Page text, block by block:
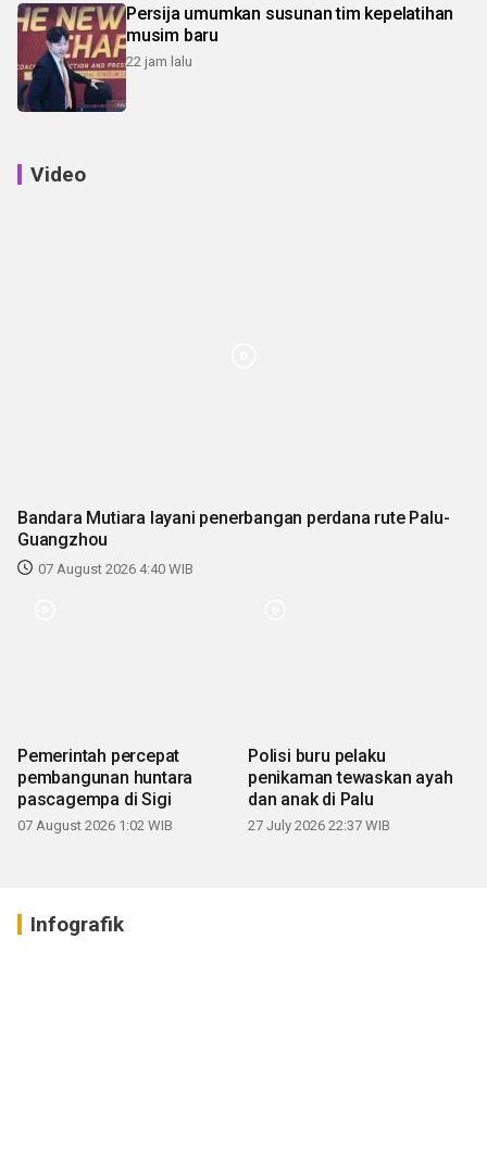
Persija umumkan susunan tim kepelatihan
musim baru
22 jam lalu
Video
Bandara Mutiara layani penerbangan perdana rute Palu-
Guangzhou
07 August 2026 4:40 WIB
Pemerintah percepat
pembangunan huntara
pascagempa di Sigi
07 August 2026 1:02 WIB
Polisi buru pelaku
penikaman tewaskan ayah
dan anak di Palu
27 July 2026 22:37 WIB
Infografik